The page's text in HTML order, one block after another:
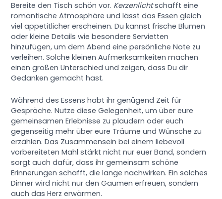
Bereite den Tisch schön vor. Kerzenlichtschafft eine
romantische Atmosphäre und lässt das Essen gleich
viel appetitlicher erscheinen. Du kannst frische Blumen
oder kleine Details wie besondere Servietten
hinzufügen, um dem Abend eine persönliche Note zu
verleihen. Solche kleinen Aufmerksamkeiten machen
einen großen Unterschied und zeigen, dass Du dir
Gedanken gemacht hast.
Während des Essens habt ihr genügend Zeit für
Gespräche. Nutze diese Gelegenheit, um über eure
gemeinsamen Erlebnisse zu plaudern oder euch
gegenseitig mehr über eure Träume und Wünsche zu
erzählen. Das Zusammensein bei einem liebevoll
vorbereiteten Mahl stärkt nicht nur euer Band, sondern
sorgt auch dafür, dass ihr gemeinsam schöne
Erinnerungen schafft, die lange nachwirken. Ein solches
Dinner wird nicht nur den Gaumen erfreuen, sondern
auch das Herz erwärmen.